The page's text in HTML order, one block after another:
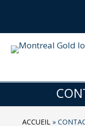
ACCUEIL»